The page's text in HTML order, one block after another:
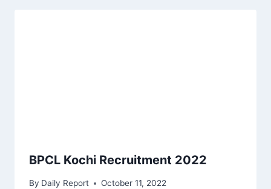
BPCL Kochi Recruitment 2022
By Daily Report October 11, 2022